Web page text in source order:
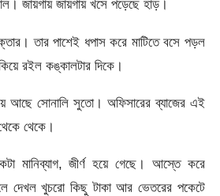
জায়গায় জায়গায় খসে পড়েছে হাড়।
তার পাশেই ধপাস করে মাটিতে বসে পড়ল
রইল কঙ্কালটার দিকে।
আছে সোনালি সুতো। অফিসারের ব্যাজের এই
থেকে।
মানিব্যাগ, জীর্ণ হয়ে গেছে। আস্তে করে
দেখল খুচরো কিছু টাকা আর ভেতরের পকেটে